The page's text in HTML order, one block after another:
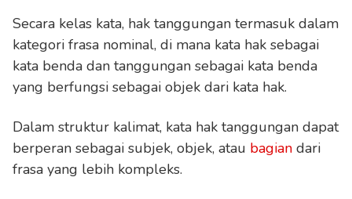
Secara kelas kata, hak tanggungan termasuk dalam
kategori frasa nominal, di mana kata hak sebagai
kata benda dan tanggungan sebagai kata benda
yang berfungsi sebagai objek dari kata hak.
Dalam struktur kalimat, kata hak tanggungan dapat
berperan sebagai subjek, objek, atau bagian dari
frasa yang lebih kompleks.